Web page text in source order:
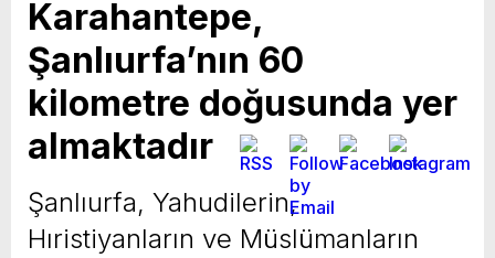
Karahantepe,
Şanlıurfa’nın 60
kilometre doğusunda yer
almaktadır
Şanlıurfa, Yahudilerin,
Hıristiyanların ve Müslümanların